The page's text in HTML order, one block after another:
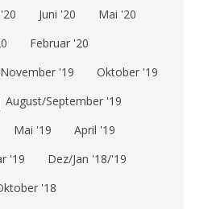
Juni '20
Mai '20
Februar '20
November '19
Oktober '19
August/September '19
Mai '19
April '19
'19
Dez/Jan '18/'19
'18